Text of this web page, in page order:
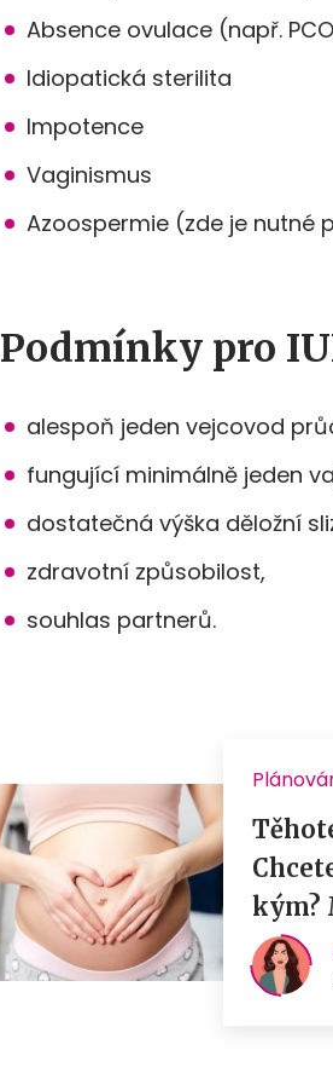
Absence ovulace (např.
Idiopatická sterilita
Impotence
Vaginismus
Azoospermie (zde je nutné
Podmínky pro
alespoň jeden vejcovod
fungující minimálně jeden
dostatečná výška děložní
zdravotní způsobilost,
souhlas partnerů.